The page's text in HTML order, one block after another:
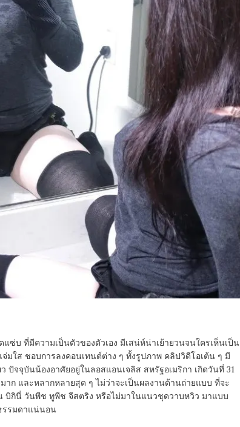
แซ่บ ที่มีความเป็นตัวของตัวเอง มีเสน่ห์น่าเย้ายวนจนใครเห็นเป็น
มใส ชอบการลงคอนเทนต์ต่าง ๆ ทั้งรูปภาพ คลิปวิดีโอเต้น ๆ มี
ปัจจุบันน้องอาศัยอยู่ในลอสแอนเจลิส สหรัฐอเมริกา เกิดวันที่ 31
าก และหลากหลายสุด ๆ ไม่ว่าจะเป็นผลงานด้านถ่ายแบบ ที่จะ
บิกินี่ วันพีช ทูพีช จีสตริง หรือไม่มาในแนวชุดวาบหวิว มาแบบ
รรมดาแน่นอน